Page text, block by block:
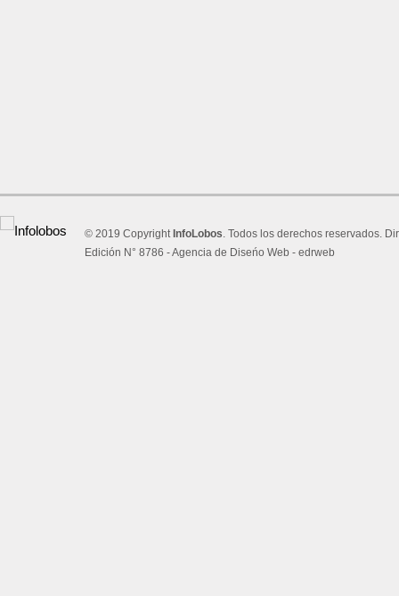
© 2019 Copyright InfoLobos. Todos los derechos reservados.
Edición N° 8786 -Agencia de Diseńo Web - edrweb